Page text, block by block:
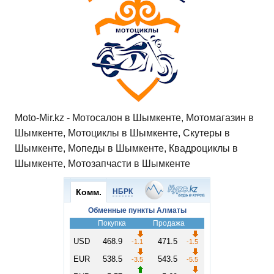
Moto-Mir.kz - Мотосалон в Шымкенте, Мотомагазин в
Шымкенте, Мотоциклы в Шымкенте, Скутеры в
Шымкенте, Мопеды в Шымкенте, Квадроциклы в
Шымкенте, Мотозапчасти в Шымкенте